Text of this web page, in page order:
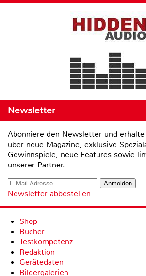
Newsletter
Abonniere den Newsletter und
über neue Magazine, exklusive
Gewinnspiele, neue Features sowie
unserer Partner.
Newsletter abbestellen
Shop
Bücher
Testkompetenz
Redaktion
Gerätedaten
Bildergalerien